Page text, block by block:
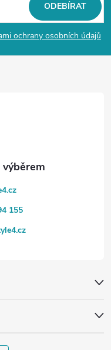
ochrany osobních údajů
ODEBÍRAT
155